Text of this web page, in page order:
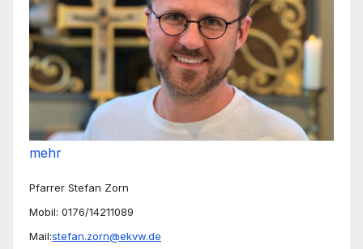
mehr
Pfarrer Stefan Zorn
Mobil: 0176/14211089
Mail:stefan.zorn@ekvw.de